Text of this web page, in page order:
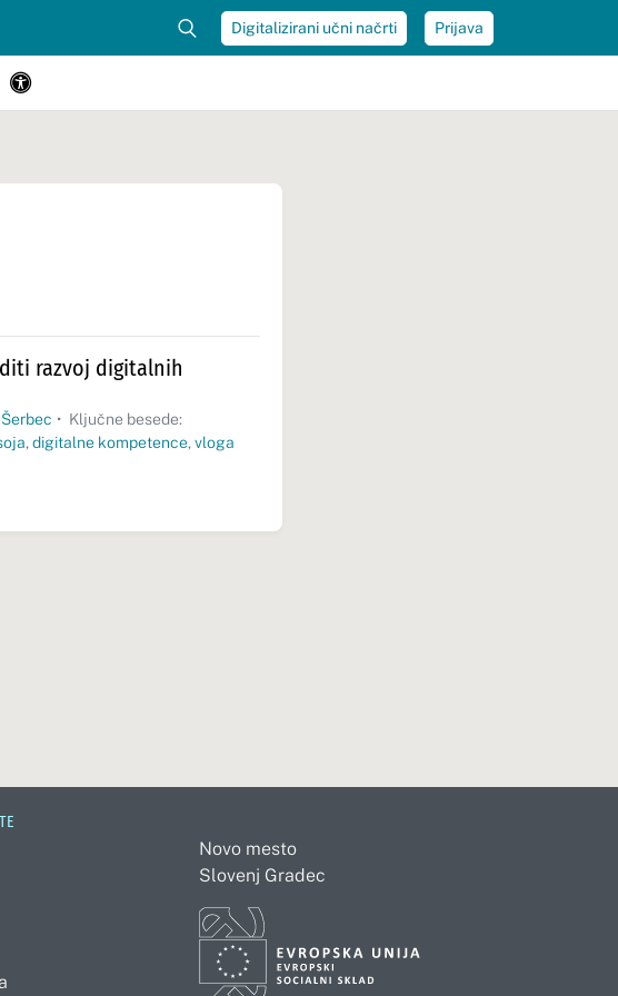
Digitalizirani učni načrti Prijava
razvoj digitalnih
• Ključne besede:
, digitalne kompetence, vloga
Novo mesto
Slovenj Gradec